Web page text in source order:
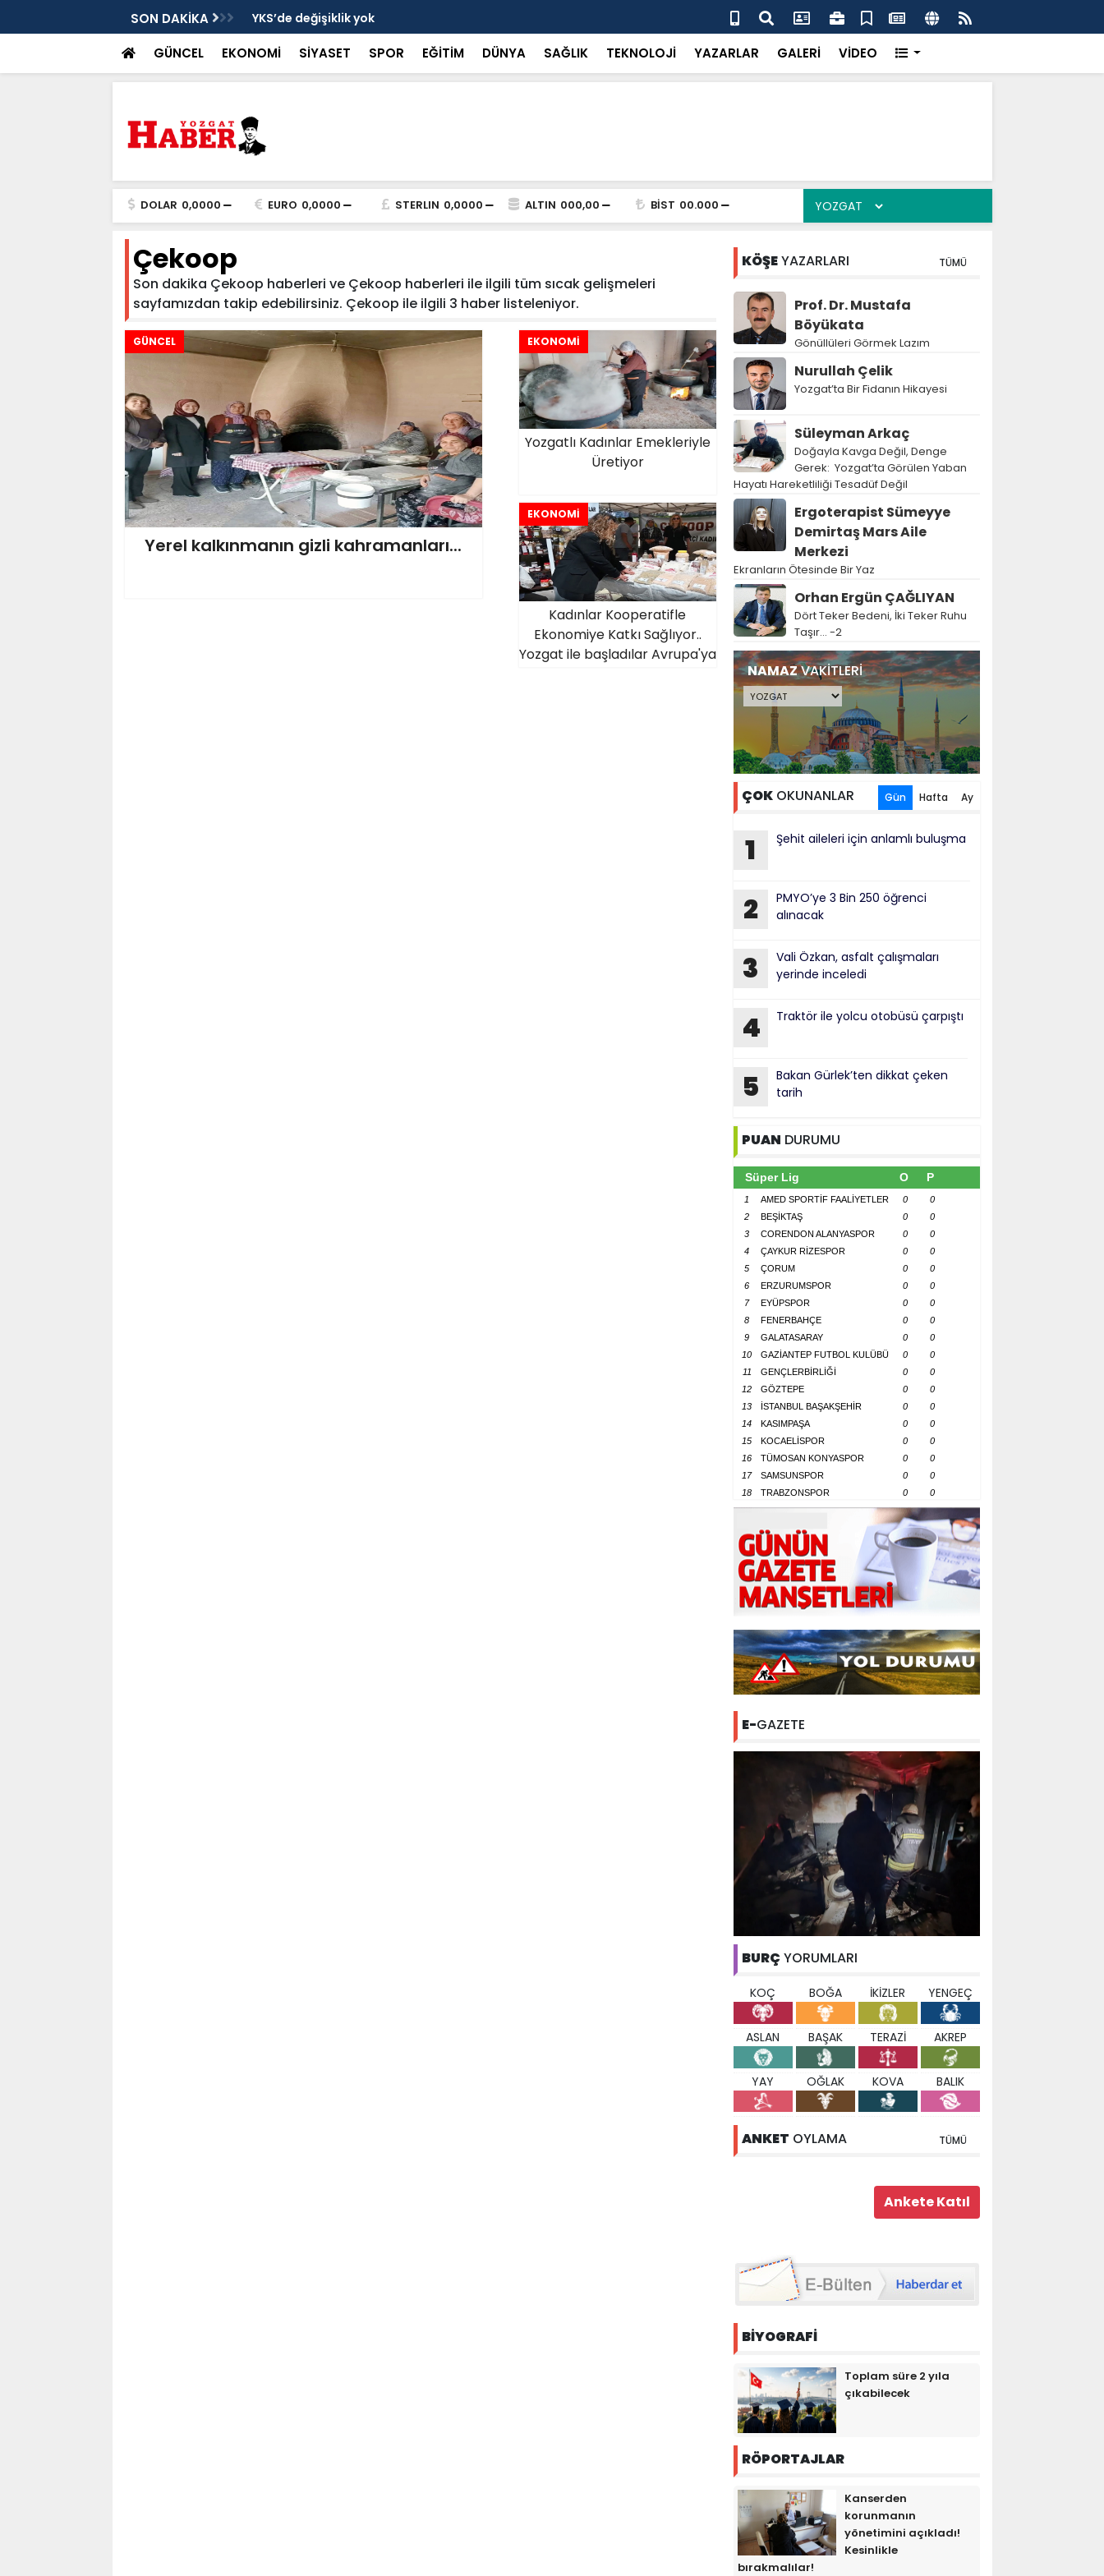
SON DAKİKA YKS’de değişiklik yok “Küçük bir dikkatsizlik büyük felakete dönüşebilir”
GÜNCEL EKONOMİ SİYASET SPOR EĞİTİM DÜNYA SAĞLIK TEKNOLOJİ YAZARLAR GALERİ VİDEO
DOLAR 0,0000 EURO 0,0000 STERLIN 0,0000 ALTIN 000,00 BİST 00.000
Çekoop
Son dakika Çekoop haberleri ve Çekoop haberleri ile ilgili tüm sıcak gelişmeleri
sayfamızdan takip edebilirsiniz. Çekoop ile ilgili 3 haber listeleniyor.
GÜNCEL
Yerel kalkınmanın gizli kahramanları...
EKONOMİ
Yozgatlı Kadınlar Emekleriyle
Üretiyor
EKONOMİ
Kadınlar Kooperatifle
Ekonomiye Katkı Sağlıyor..
Yozgat ile başladılar Avrupa'ya
KÖŞEYAZARLARI TÜMÜ
Prof. Dr. Mustafa
Böyükata
Gönüllüleri Görmek Lazım
Nurullah Çelik
Yozgat’ta Bir Fidanın Hikayesi
Süleyman Arkaç
Doğayla Kavga Değil, Denge
Gerek: Yozgat’ta Görülen Yaban
Hayatı Hareketliliği Tesadüf Değil
Ergoterapist Sümeyye
Demirtaş Mars Aile
Merkezi
Ekranların Ötesinde Bir Yaz
Orhan Ergün ÇAĞLIYAN
Dört Teker Bedeni, İki Teker Ruhu
Taşır… -2
NAMAZVAKİTLERİ
ÇOKOKUNANLAR Gün Hafta Ay
1 Şehit aileleri için anlamlı buluşma
2
PMYO’ye 3 Bin 250 öğrenci
alınacak
3
Vali Özkan, asfalt çalışmaları
yerinde inceledi
4 Traktör ile yolcu otobüsü çarpıştı
5
Bakan Gürlek’ten dikkat çeken
tarih
PUAN DURUMU
Süper Lig O P
1 AMED SPORTİF FAALİYETLER 0
0
2
BEŞİKTAŞ 0
0
3
CORENDON ALANYASPOR 0
0
4
ÇAYKUR RİZESPOR 0
0
5
ÇORUM 0
0
6
ERZURUMSPOR 0
0
7
EYÜPSPOR 0
0
8
FENERBAHÇE 0
0
9
GALATASARAY 0
0
10
GAZİANTEP FUTBOL KULÜBÜ 0
0
11
GENÇLERBİRLİĞİ 0
0
12
GÖZTEPE 0
0
13
İSTANBUL BAŞAKŞEHİR 0
0
14
KASIMPAŞA 0
0
15
KOCAELİSPOR 0
0
16
TÜMOSAN KONYASPOR 0
0
17
SAMSUNSPOR 0
0
18
TRABZONSPOR 0 0
E-GAZETE
BURÇ YORUMLARI
KOÇ BOĞA İKİZLER YENGEÇ
ASLAN BAŞAK TERAZİ AKREP
YAY OĞLAK KOVA BALIK
ANKET OYLAMA TÜMÜ
BİYOGRAFİ
Toplam süre 2 yıla
çıkabilecek
RÖPORTAJLAR
Kanserden
korunmanın
yönetimini açıkladı!
Kesinlikle
bırakmalılar!